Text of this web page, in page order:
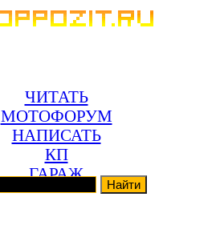
ЧИТАТЬ
МОТОФОРУМ
НАПИСАТЬ
КП
ГАРАЖ